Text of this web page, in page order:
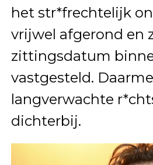
het str*frechtelijk
vrijwel afgerond en
zittingsdatum
vastgesteld.
langverwachte
dichterbij.